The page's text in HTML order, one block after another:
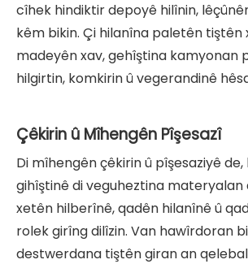
cîhek hindiktir depoyê hilînin,
kêm bikin. Çi hilanîna paletên tiştên
madeyên xav, gehîştina kamyonan
hilgirtin, komkirin û vegerandinê
Çêkirin û Mîhengên Pîşesazî
Di mîhengên çêkirin û pîşesaziyê
gihîştinê di veguheztina materyalan
xetên hilberînê, qadên hilanînê û
rolek girîng dilîzin. Van hawîrdoran
destwerdana tiştên giran an